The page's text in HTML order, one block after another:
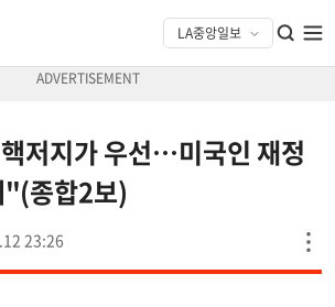
저지가 우선…미국인 재정
"(종합2보)
23:26